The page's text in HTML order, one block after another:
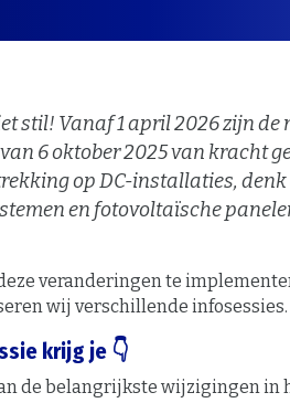
stil! Vanaf 1 april 2026 zijn
6 oktober 2025 van kracht
op DC-installaties,
en fotovoltaïsche
veranderingen te
wij verschillende infosessies.
krijg je 👇
de belangrijkste wijzigingen in